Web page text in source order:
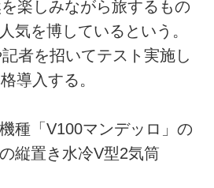
楽しみながら旅するもの
気を博しているという。
者を招いてテスト実施し
導入する。
種「V100マンデッロ」の
縦置き水冷V型2気筒